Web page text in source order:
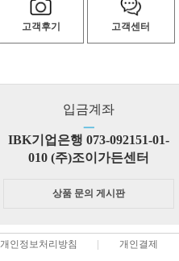
고객후기 고객센터
입금계좌
ㅡ
IBK기업은행 073-092151-01-
010 (주)조이가든센터
상품 문의 게시판
개인정보처리방침 개인결제